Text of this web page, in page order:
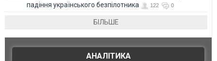
падіння українського безпілотника
122 0
БІЛЬШЕ
АНАЛІТИКА